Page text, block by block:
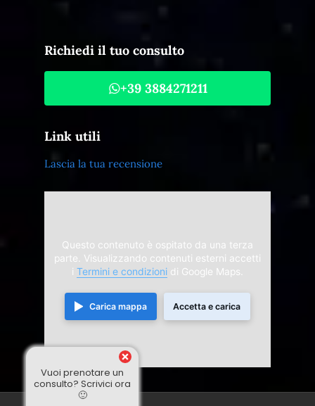
Richiedi il tuo consulto
+39 3884271211
Link utili
Lascia la tua recensione
Questo contenuto è ospitato da una terza
parte. Visualizzando contenuti esterni accetti
i Termini e condizioni di Google Maps.
Carica mappa Accetta e carica
Vuoi prenotare un
consulto? Scrivici ora
🙂